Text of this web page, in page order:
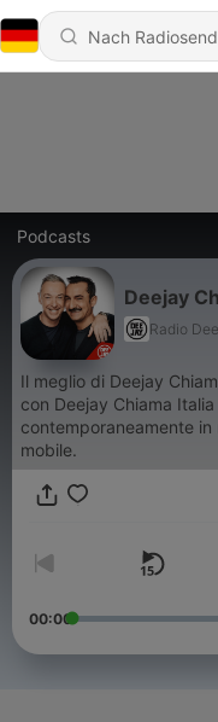
Podcasts
Deejay
Radio
Il meglio di Deejay
con Deejay Chiama
contemporaneamente
mobile.
00:00